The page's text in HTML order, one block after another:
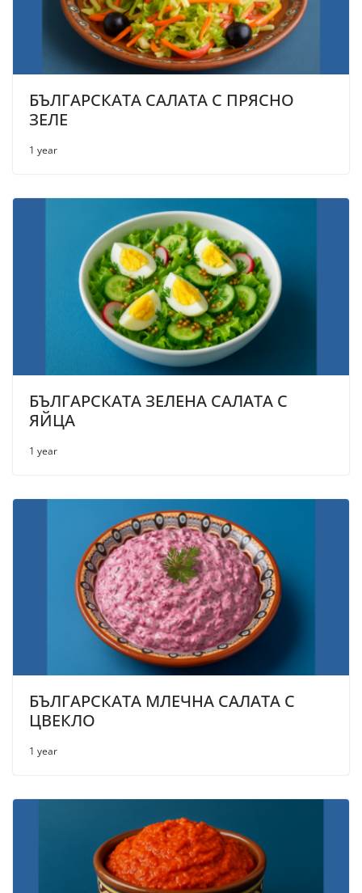
БЪЛГАРСКАТА САЛАТА С ПРЯСНО
ЗЕЛЕ
1 year
БЪЛГАРСКАТА ЗЕЛЕНА САЛАТА С
ЯЙЦА
1 year
БЪЛГАРСКАТА МЛЕЧНА САЛАТА С
ЦВЕКЛО
1 year